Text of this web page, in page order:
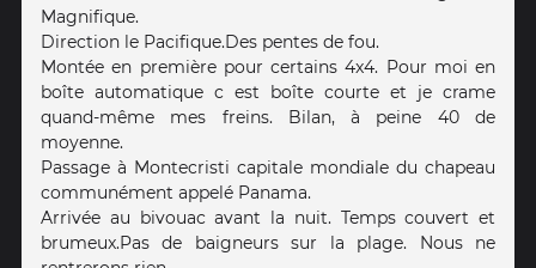
Magnifique.
Direction le Pacifique.Des pentes de fou.
Montée en première pour certains 4x4. Pour moi en
boîte automatique c est boîte courte et je crame
quand-même mes freins. Bilan, à peine 40 de
moyenne.
Passage à Montecristi capitale mondiale du chapeau
communément appelé Panama.
Arrivée au bivouac avant la nuit. Temps couvert et
brumeux.Pas de baigneurs sur la plage. Nous ne